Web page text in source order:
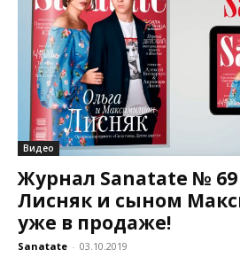
Видео
Журнал Sanatate № 69
Лисняк и сыном
уже в продаже!
Sanatate - 03.10.2019